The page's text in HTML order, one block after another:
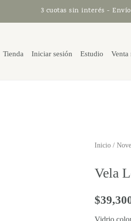
3 cuotas sin interés -
Tienda Iniciar sesión Estudio Venta
Inicio /
Vela
$
Vidrio